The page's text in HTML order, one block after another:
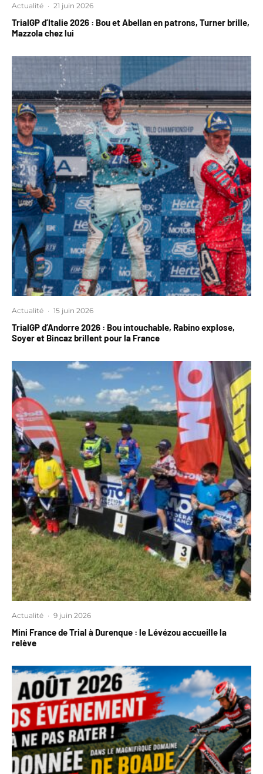
Actualité · 21 juin 2026
TrialGP d’Italie 2026 : Bou et Abellan en patrons, Turner brille,
Mazzola chez lui
Actualité · 15 juin 2026
TrialGP d’Andorre 2026 : Bou intouchable, Rabino explose,
Soyer et Bincaz brillent pour la France
Actualité · 9 juin 2026
Mini France de Trial à Durenque : le Lévézou accueille la
relève